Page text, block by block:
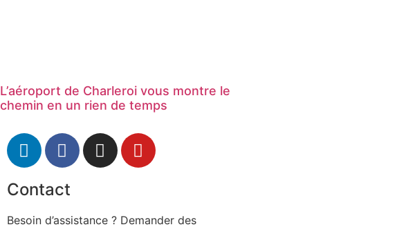
L’aéroport de Charleroi vous montre le
chemin en un rien de temps
Contact
Besoin d’assistance ? Demander des